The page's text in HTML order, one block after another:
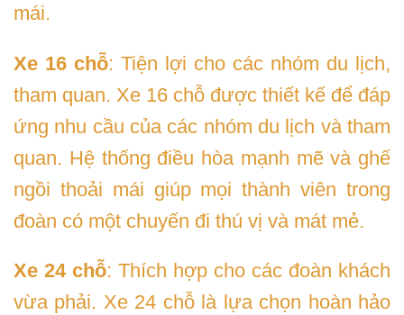
mái.
Xe 16 chỗ: Tiện lợi cho các nhóm du lịch,
tham quan. Xe 16 chỗ được thiết kế để đáp
ứng nhu cầu của các nhóm du lịch và tham
quan. Hệ thống điều hòa mạnh mẽ và ghế
ngồi thoải mái giúp mọi thành viên trong
đoàn có một chuyến đi thú vị và mát mẻ.
Xe 24 chỗ: Thích hợp cho các đoàn khách
vừa phải. Xe 24 chỗ là lựa chọn hoàn hảo